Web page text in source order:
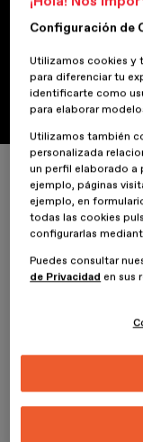
en diseño
Autodesk
Inicio ESDESIGNERS
19 Febrero 2025
apostando por la
brinda la
referente en
Los alumnos de los
Configuración de
Utilizamos cookies y
para diferenciar tu
identificarte como
para elaborar
Utilizamos también
personalizada
un perfil elaborado a
ejemplo, páginas
ejemplo, en
todas las cookies
configurarlas
Puedes consultar
de Privacidad en sus